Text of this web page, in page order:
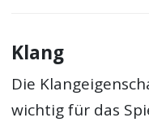
Klang
Die
wichtig für das